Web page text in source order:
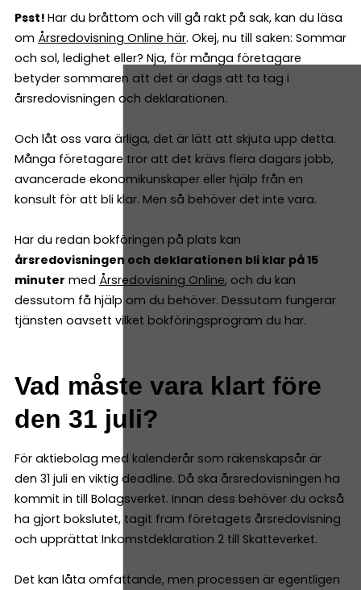
Psst! Har du bråttom och vill gå rakt på sak, kan du läsa
om Årsredovisning Online här. Okej, nu till saken: Sommar
och sol, ledighet eller? Nja, för många företagare
betyder sommaren att det är dags att ta tag i
årsredovisningen och deklarationen.
Och låt oss vara ärliga, det är lätt att skjuta upp detta.
Många företagare tror att det krävs flera dagars jobb,
avancerade ekonomikunskaper eller hjälp från en
konsult för att bli klar. Men så behöver det inte vara.
Har du redan bokföringen på plats kan
årsredovisningen och deklarationen bli klar på 15
minuter med Årsredovisning Online, och du kan
dessutom få hjälp om du behöver. Dessutom fungerar
tjänsten oavsett vilket bokföringsprogram du har.
Vad måste vara klart före
den 31 juli?
För aktiebolag med kalenderår som räkenskapsår är
den 31 juli en viktig deadline. Då ska årsredovisningen ha
kommit in till Bolagsverket. Innan dess behöver du också
ha gjort bokslutet, tagit fram företagets årsredovisning
och upprättat Inkomstdeklaration 2 till Skatteverket.
Det kan låta omfattande, men processen är egentligen